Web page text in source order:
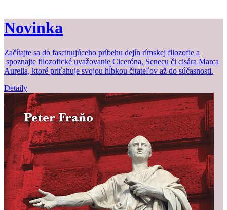
Novinka
Začítajte sa do fascinujúceho príbehu dejín rímskej filozofie a
spoznajte filozofické uvažovanie Ciceróna, Senecu či cisára Marca
Aurelia, ktoré priťahuje svojou hĺbkou čitateľov až do súčasnosti.
Detaily